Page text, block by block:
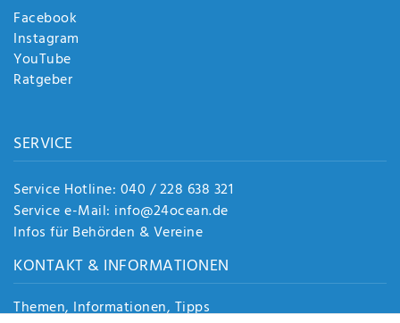
Facebook
Instagram
YouTube
Ratgeber
SERVICE
Service Hotline: 040 / 228 638 321
Service e-Mail: info@24ocean.de
Infos für Behörden & Vereine
KONTAKT & INFORMATIONEN
Themen, Informationen, Tipps